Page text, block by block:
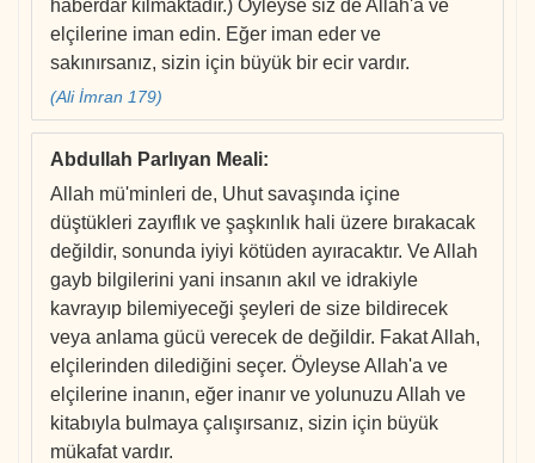
haberdar kılmaktadır.) Öyleyse siz de Allah'a ve
elçilerine iman edin. Eğer iman eder ve
sakınırsanız, sizin için büyük bir ecir vardır.
(Ali İmran 179)
Abdullah Parlıyan Meali:
Allah mü'minleri de, Uhut savaşında içine
düştükleri zayıflık ve şaşkınlık hali üzere bırakacak
değildir, sonunda iyiyi kötüden ayıracaktır. Ve Allah
gayb bilgilerini yani insanın akıl ve idrakiyle
kavrayıp bilemiyeceği şeyleri de size bildirecek
veya anlama gücü verecek de değildir. Fakat Allah,
elçilerinden dilediğini seçer. Öyleyse Allah'a ve
elçilerine inanın, eğer inanır ve yolunuzu Allah ve
kitabıyla bulmaya çalışırsanız, sizin için büyük
mükafat vardır.